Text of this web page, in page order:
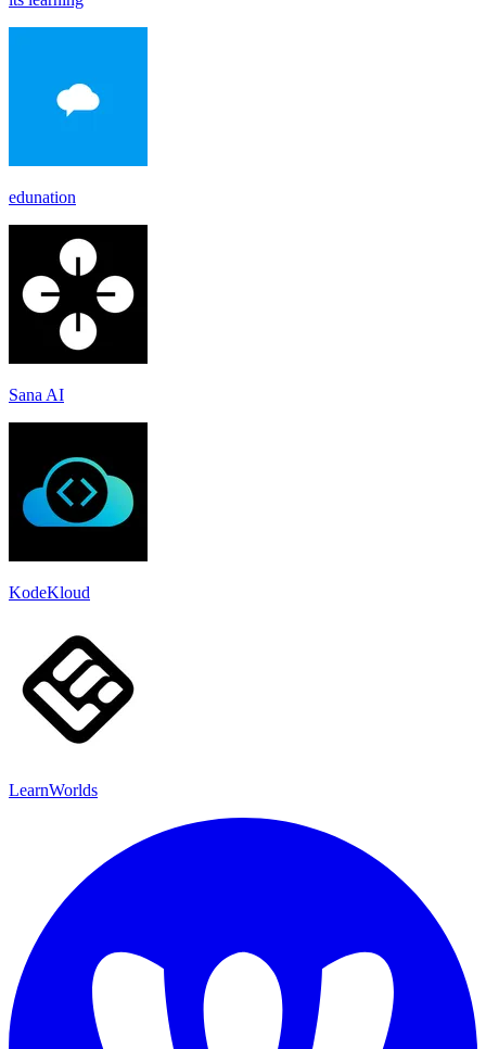
edunation
Sana AI
KodeKloud
LearnWorlds